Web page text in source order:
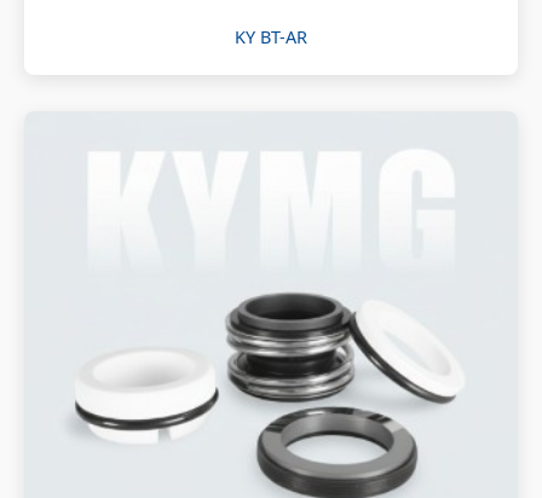
KY BT-AR